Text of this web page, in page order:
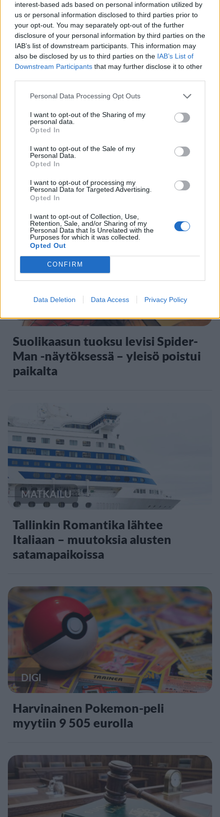
interest-based ads based on personal information utilized by
us or personal information disclosed to third parties prior to
your opt-out. You may separately opt-out of the further
disclosure of your personal information by third parties on the
IAB’s list of downstream participants. This information may
also be disclosed by us to third parties on the IAB’s List of
Downstream Participants that may further disclose it to other
Personal Data Processing Opt Outs
I want to opt-out of the Sharing of my
personal data.
Opted In
I want to opt-out of the Sale of my
Personal Data.
Opted In
I want to opt-out of processing my
Personal Data for Targeted Advertising.
Opted In
I want to opt-out of Collection, Use,
Retention, Sale, and/or Sharing of my
Personal Data that Is Unrelated with the
Purposes for which it was collected.
Opted Out
CONFIRM
Data Deletion Data Access Privacy Policy
marraskuulle – tältä näyttää
syksyn sää
4
Kela voi leikata tukia
ulkomaanmatkan vuoksi
5
Suolikaasun tuoksu levisi Spider-
Man -näytöksessä – yleisö poistui
paikalta
MATKAILU
Tallinkin Romantika lähtee
Italiaan – muutoksia alusten
satamapaikoissa
DIGI
Harvinainen Pokemon-peli
myytiin 9 505 eurolla